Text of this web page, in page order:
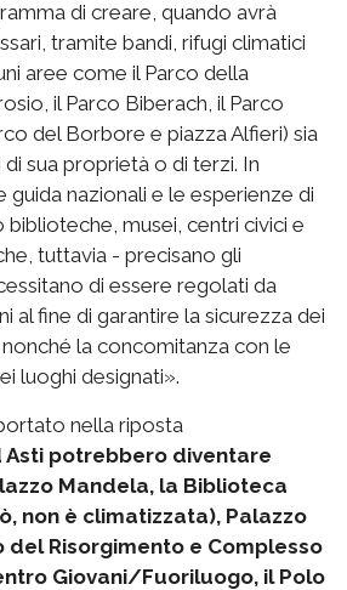
di creare, quando avrà
tramite bandi, rifugi climatici
aree come il Parco della
il Parco Biberach, il Parco
del Borbore e piazza Alfieri) sia
sua proprietà o di terzi. In
guida nazionali e le esperienze di
musei, centri civici e
tuttavia - precisano gli
di essere regolati da
al fine di garantire la sicurezza dei
la concomitanza con le
luoghi designati».
nella riposta
Asti potrebbero diventare
Mandela, la Biblioteca
non è climatizzata), Palazzo
del Risorgimento e Complesso
Giovani/Fuoriluogo, il Polo